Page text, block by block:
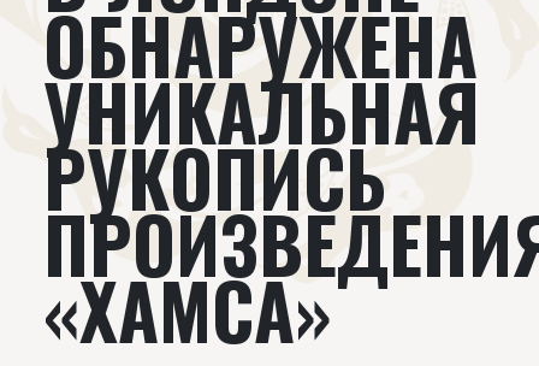
Новости
Проекты
Книги Видеолекторий
ОБНАРУЖЕНА
УНИКАЛЬНАЯ
РУКОПИСЬ
«ХАМСА»